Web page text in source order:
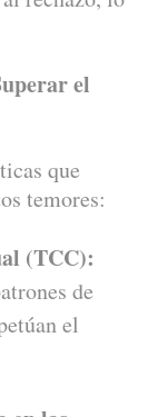
el
que
temores:
(TCC):
de
el